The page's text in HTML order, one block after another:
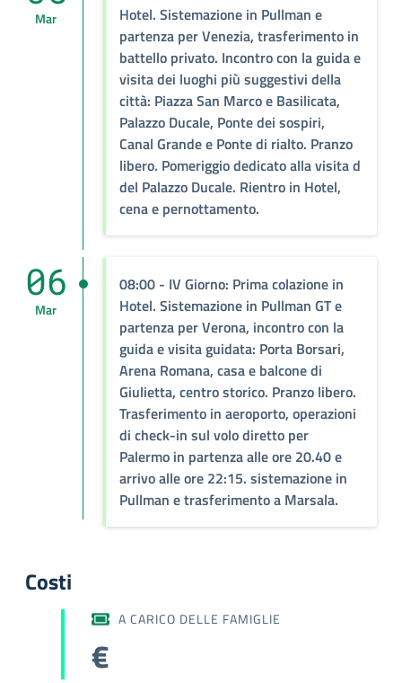
Mar
Hotel. Sistemazione in Pullman e
partenza per Venezia, trasferimento in
battello privato. Incontro con la guida e
visita dei luoghi più suggestivi della
città: Piazza San Marco e Basilicata,
Palazzo Ducale, Ponte dei sospiri,
Canal Grande e Ponte di rialto. Pranzo
libero. Pomeriggio dedicato alla visita d
del Palazzo Ducale. Rientro in Hotel,
cena e pernottamento.
06
Mar
08:00 - IV Giorno: Prima colazione in
Hotel. Sistemazione in Pullman GT e
partenza per Verona, incontro con la
guida e visita guidata: Porta Borsari,
Arena Romana, casa e balcone di
Giulietta, centro storico. Pranzo libero.
Trasferimento in aeroporto, operazioni
di check-in sul volo diretto per
Palermo in partenza alle ore 20.40 e
arrivo alle ore 22:15. sistemazione in
Pullman e trasferimento a Marsala.
Costi
A CARICO DELLE FAMIGLIE
€